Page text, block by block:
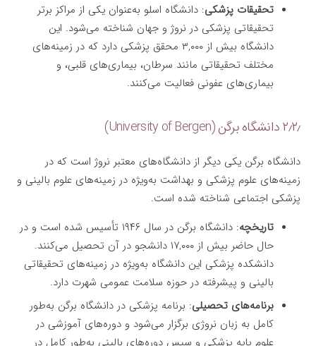
تحقیقات پزشکی: دانشگاه اسلو به‌عنوان یکی از مراکز برتر
تحقیقاتی پزشکی در نروژ و جهان شناخته می‌شود. این
دانشگاه بیش از ۳,۰۰۰ محقق پزشکی دارد که در زمینه‌های
مختلف تحقیقاتی مانند سرطان، بیماری‌های قلبی، و
بیماری‌های عفونی فعالیت می‌کنند.
۲٫۲٫ دانشگاه برگن (University of Bergen)
دانشگاه برگن یکی دیگر از دانشگاه‌های معتبر نروژ است که در
زمینه‌های علوم پزشکی و بهداشت به‌ویژه در زمینه‌های علوم بالینی و
پزشکی اجتماعی شناخته شده است.
تاریخچه
: دانشگاه برگن در سال ۱۹۴۶ تأسیس شده است و در
حال حاضر بیش از ۱۷,۰۰۰ دانشجو در آن تحصیل می‌کنند.
دانشکده پزشکی این دانشگاه به‌ویژه در زمینه‌های تحقیقاتی
بالینی و پیشرفته در حوزه سلامت عمومی شهرت دارد.
برنامه‌های تحصیلی: برنامه پزشکی در دانشگاه برگن به‌طور
کامل به زبان نروژی برگزار می‌شود و دوره‌های آموزشی در
علوم پایه پزشکی و سپس دوره‌های بالینی به‌طور کامل در